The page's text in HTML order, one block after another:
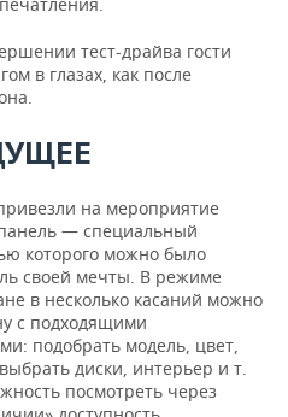
тест-драйва гости
в глазах, как после
на мероприятие
— специальный
которого можно было
своей мечты. В режиме
в несколько касаний можно
с подходящими
подобрать модель, цвет,
диски, интерьер и т.
посмотреть через